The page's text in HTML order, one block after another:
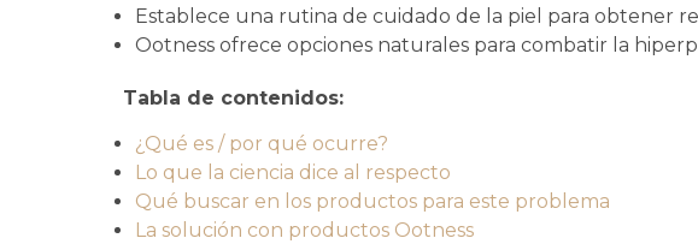
Establece una rutina de cuidado de la piel para obtener
Ootness ofrece opciones naturales para combatir la
Tabla de contenidos:
¿Qué es / por qué ocurre?
Lo que la ciencia dice al respecto
Qué buscar en los productos para este problema
La solución con productos Ootness